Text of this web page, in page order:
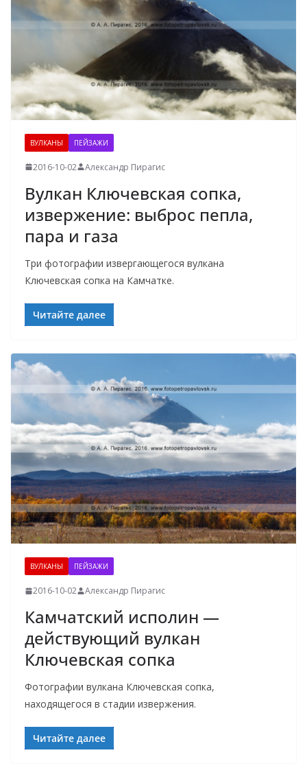
ВУЛКАНЫ ПЕЙЗАЖИ
2016-10-02 Александр Пирагис
Вулкан Ключевская сопка,
извержение: выброс пепла,
пара и газа
Три фотографии извергающегося вулкана
Ключевская сопка на Камчатке.
Читайте далее
ВУЛКАНЫ ПЕЙЗАЖИ
2016-10-02 Александр Пирагис
Камчатский исполин —
действующий вулкан
Ключевская сопка
Фотографии вулкана Ключевская сопка,
находящегося в стадии извержения.
Читайте далее